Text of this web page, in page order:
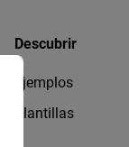
Descubrir
Ejemplos
Plantillas